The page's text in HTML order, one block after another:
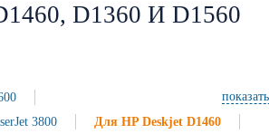
D1360 И D1560
3800 Для HP Deskjet D1460